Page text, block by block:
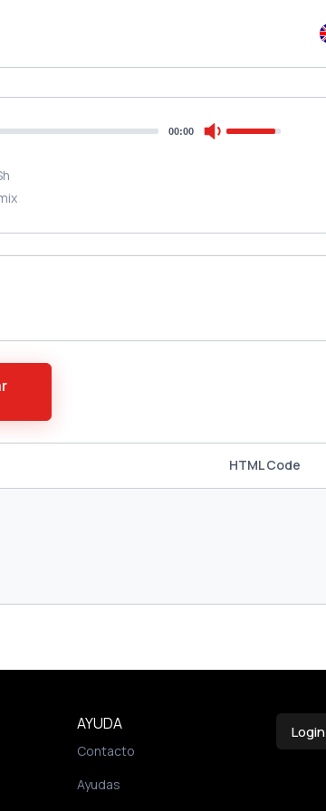
00:00
HTML Code
AYUDA
Contacto
Ayudas
Login